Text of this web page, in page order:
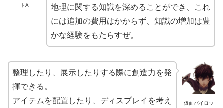
トA
地理に関する知識を深めることができ、これ
には追加の費用はかからず、知識の増加は豊
かな経験をもたらすぜ。
仮面パイロッ
整理したり、展示したりする際に創造力を発
揮できる。
アイテムを配置したり、ディスプレイを考え